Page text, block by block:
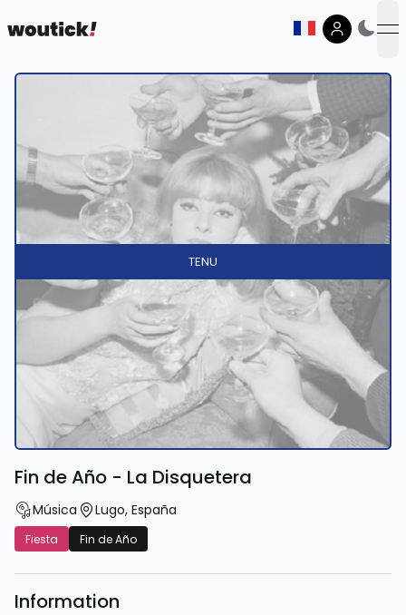
TENU
Fin de Año - La Disquetera
Música Lugo, España
Fiesta Fin de Año
Information